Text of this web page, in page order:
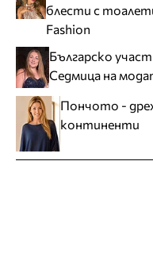
блести с
Fashion
Българско
Седмица на
Пончото -
континенти